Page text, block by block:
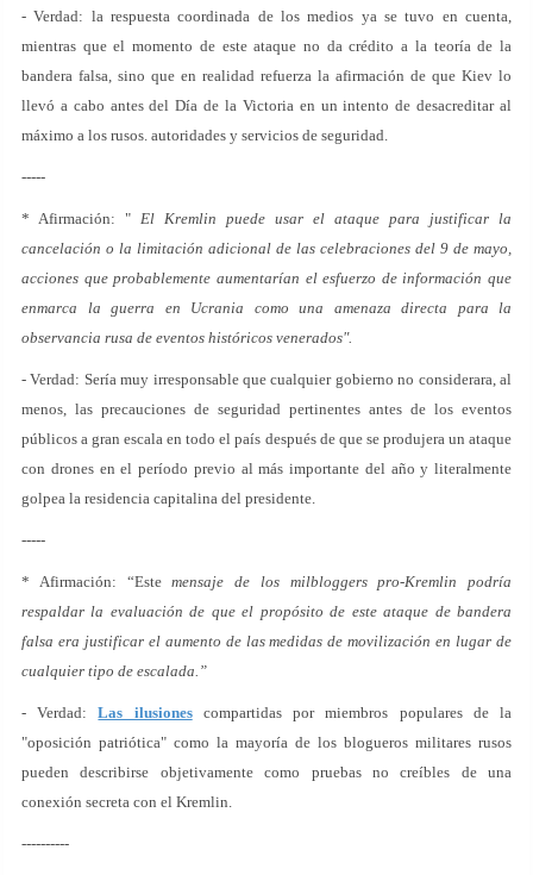
- Verdad: la respuesta coordinada de los medios ya se tuvo en cuenta,
mientras que el momento de este ataque no da crédito a la teoría de la
bandera falsa, sino que en realidad refuerza la afirmación de que Kiev lo
llevó a cabo antes del Día de la Victoria en un intento de desacreditar al
máximo a los rusos. autoridades y servicios de seguridad.
-----
* Afirmación: " El Kremlin puede usar el ataque para justificar la
cancelación o la limitación adicional de las celebraciones del 9 de mayo,
acciones que probablemente aumentarían el esfuerzo de información que
enmarca la guerra en Ucrania como una amenaza directa para la
observancia rusa de eventos históricos venerados".
- Verdad: Sería muy irresponsable que cualquier gobierno no considerara, al
menos, las precauciones de seguridad pertinentes antes de los eventos
públicos a gran escala en todo el país después de que se produjera un ataque
con drones en el período previo al más importante del año y literalmente
golpea la residencia capitalina del presidente.
-----
* Afirmación: “Estemensaje de los milbloggers pro-Kremlin podría
respaldar la evaluación de que el propósito de este ataque de bandera
falsa era justificar el aumento de las medidas de movilización en lugar de
cualquier tipo de escalada.”
- Verdad:Las ilusiones
compartidas por miembros populares de la
"oposición patriótica" como la mayoría de los blogueros militares rusos
pueden describirse objetivamente como pruebas no creíbles de una
conexión secreta con el Kremlin.
----------